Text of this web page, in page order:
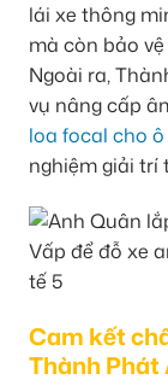
lái xe thông
mà còn bảo
Ngoài ra,
vụ nâng cấp
loa focal cho
nghiệm giải trí
Cam kết
Thành Phát